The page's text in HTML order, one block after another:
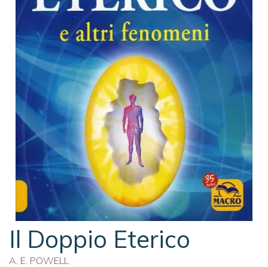
Il Doppio Eterico
A. E. POWELL